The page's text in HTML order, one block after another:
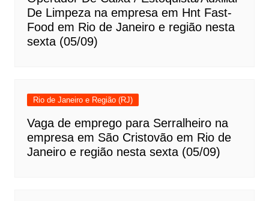
De Limpeza na empresa em Hnt Fast-
Food em Rio de Janeiro e região nesta
sexta (05/09)
Rio de Janeiro e Região (RJ)
Vaga de emprego para Serralheiro na
empresa em São Cristovão em Rio de
Janeiro e região nesta sexta (05/09)